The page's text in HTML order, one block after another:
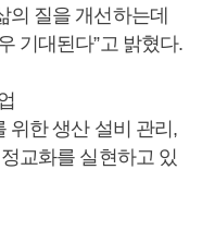
의 질을 개선하는데
기대된다”고 밝혔다.
위한 생산 설비 관리,
교화를 실현하고 있